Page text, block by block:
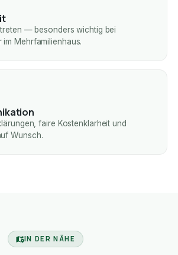
— besonders wichtig bei
Mehrfamilienhaus.
faire Kostenklarheit und
Wunsch.
IN DER NÄHE